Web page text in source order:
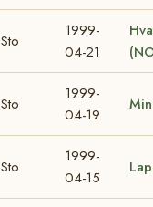
Sto
1999-
04-21
Sto
1999-
04-19
Sto
1999-
04-15